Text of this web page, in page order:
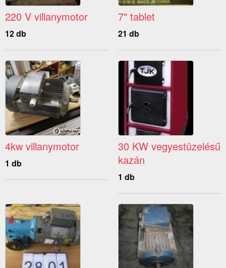
220 V villanymotor
12 db
7" tablet
21 db
4kw villanymotor
1 db
30 KW vegyestüzelésű
kazán
1 db